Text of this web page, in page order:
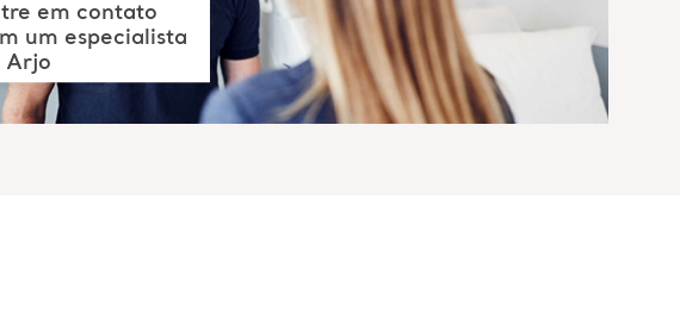
em contato
um especialista
Arjo